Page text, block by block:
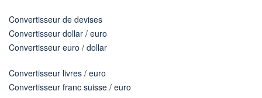
Convertisseur de devises
Convertisseur dollar / euro
Convertisseur euro / dollar
Convertisseur livres / euro
Convertisseur franc suisse / euro